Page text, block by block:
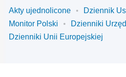
Akty ujednolicone
Dziennik
Monitor Polski
Dzienniki
Dzienniki Unii Europejskiej